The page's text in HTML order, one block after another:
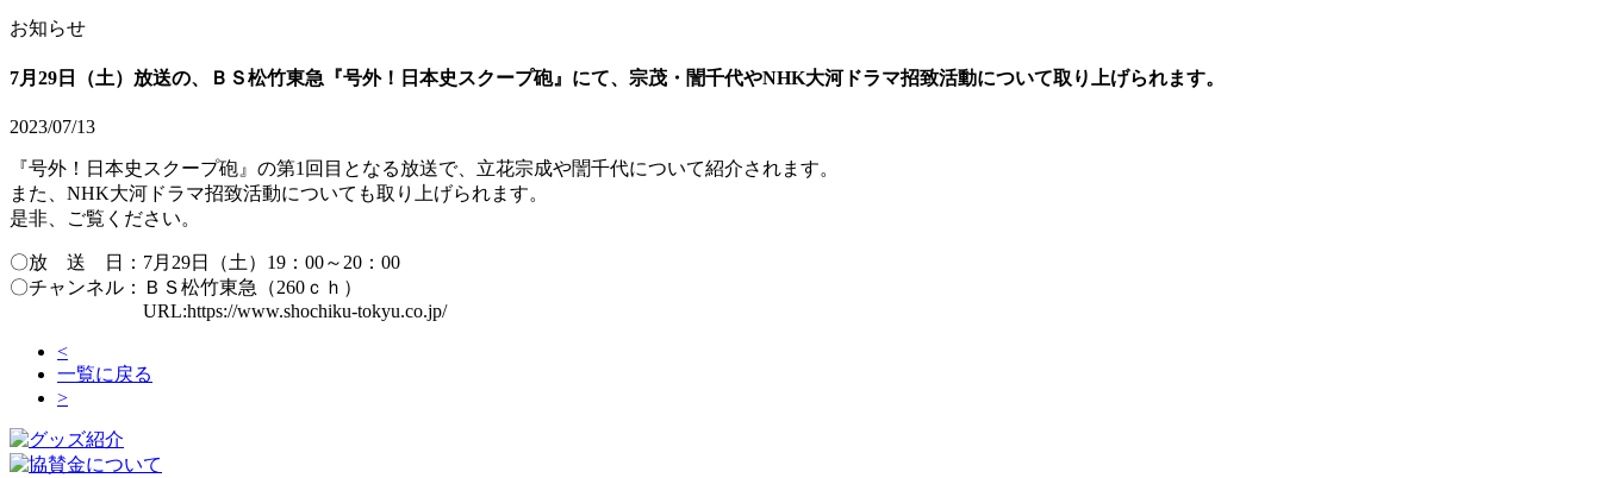
お知らせ
7月29日（土）放送の、ＢＳ松竹東急『号外！日本史スクープ砲』にて、宗茂・誾千代やNHK大河ドラマ招致活動について取り上げられます。
2023/07/13
『号外！日本史スクープ砲』の第1回目となる放送で、立花宗成や誾千代について紹介されます。
また、NHK大河ドラマ招致活動についても取り上げられます。
是非、ご覧ください。
〇放 送 日：7月29日（土）19：00～20：00
〇チャンネル：ＢＳ松竹東急（260ｃｈ）
URL:https://www.shochiku-tokyu.co.jp/
<
一覧に戻る
>